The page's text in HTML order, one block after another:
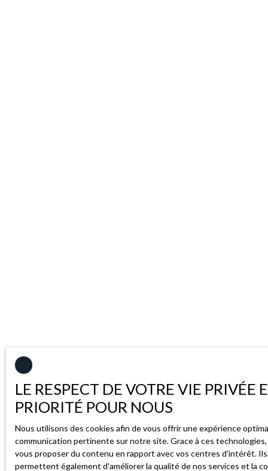
LE RESPECT DE VOTRE VIE PRIVÉE
PRIORITÉ POUR NOUS
Nous utilisons des cookies afin de vous offrir une expérience
communication pertinente sur notre site. Grace à ces
vous proposer du contenu en rapport avec vos centres d'intérêt.
permettent également d'améliorer la qualité de nos services et la